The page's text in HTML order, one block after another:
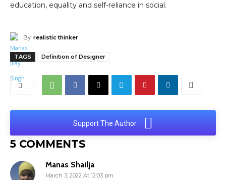
education, equality and self-reliance in social.
By realistic thinker
TAGS Definition of Designer
Support The Author
5 COMMENTS
Manas Shailja
March 3, 2022 At 12:03 pm